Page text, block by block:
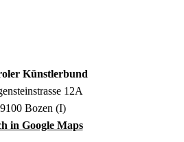
Künstlerbund
12A
Bozen (I)
in Google Maps